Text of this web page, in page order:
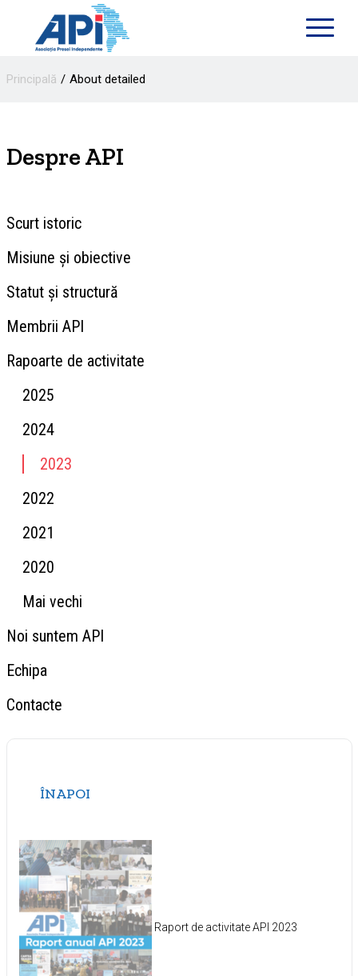
Principală About detailed
Despre API
Scurt istoric
Misiune și obiective
Statut și structură
Membrii API
Rapoarte de activitate
2025
2024
2023
2022
2021
2020
Mai vechi
Noi suntem API
Echipa
Contacte
ÎNAPOI
Raport de activitate API 2023